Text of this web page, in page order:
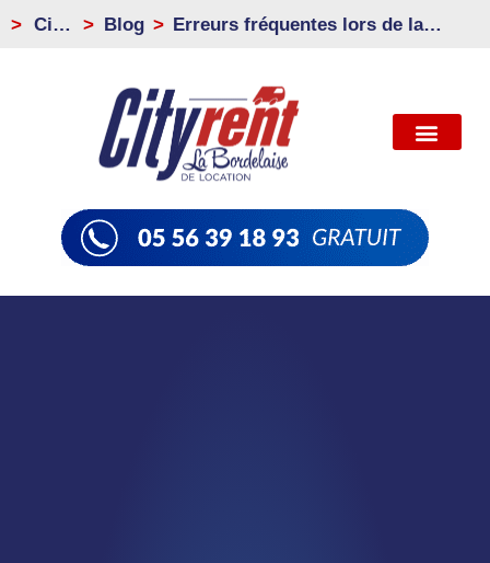
>
City
Blog
Erreurs fréquentes lors de la
pour un transport alimentaire
réussi